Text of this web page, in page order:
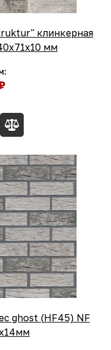
клинкерная
мм
ghost (HF45) NF